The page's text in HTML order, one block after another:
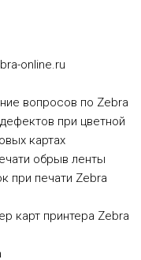
online.ru
вопросов по Zebra
при цветной
картах
обрыв ленты
при печати Zebra
карт принтера Zebra